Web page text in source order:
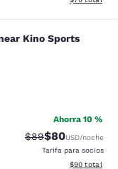
Kino
Kino Sports
Muy bueno. 886 reseñas
Ahorra 10 %
Precio tachado:
$89Precio con
$80USD/noche
Tarifa para socios
Ver detalles
$90 total